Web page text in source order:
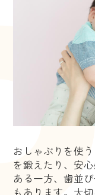
おしゃぶりを使
を鍛えたり、安
ある一方、歯並
もあります。大